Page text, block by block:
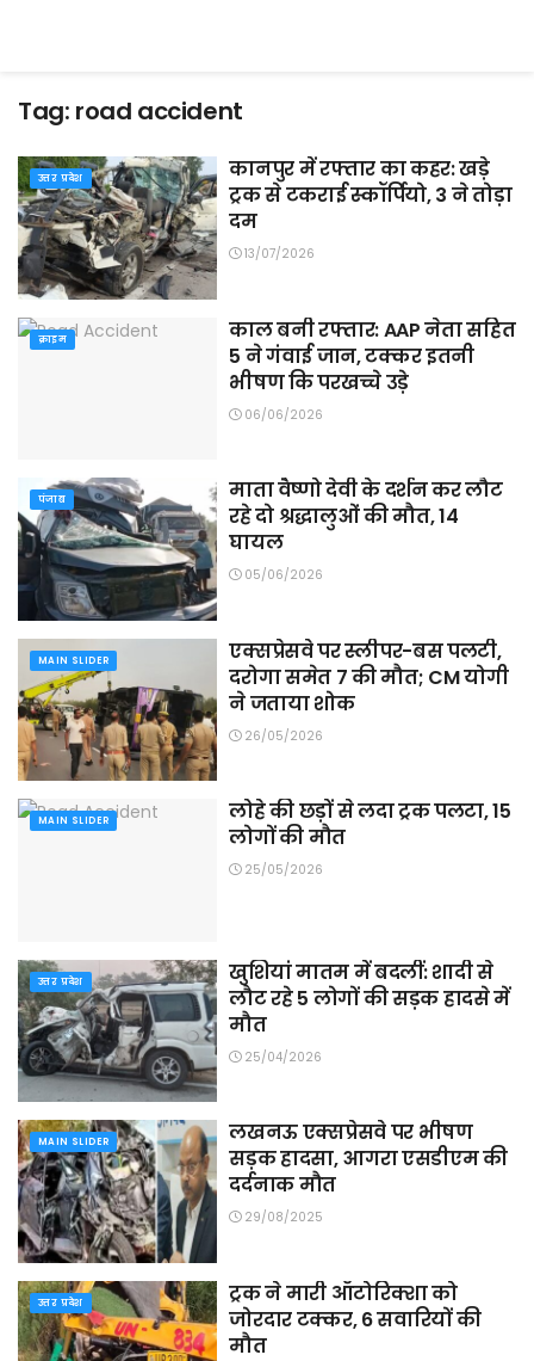
Tag: road accident
उत्तर प्रदेश
कानपुर में रफ्तार का कहर: खड़े
ट्रक से टकराई स्कॉर्पियो, 3 ने तोड़ा
दम
13/07/2026
क्राइम
काल बनी रफ्तार: AAP नेता सहित
5 ने गंवाई जान, टक्कर इतनी
भीषण कि परखच्चे उड़े
06/06/2026
पंजाब
माता वैष्णो देवी के दर्शन कर लौट
रहे दो श्रद्धालुओं की मौत, 14
घायल
05/06/2026
MAIN SLIDER
एक्सप्रेसवे पर स्लीपर-बस पलटी,
दरोगा समेत 7 की मौत; CM योगी
ने जताया शोक
26/05/2026
MAIN SLIDER
लोहे की छड़ों से लदा ट्रक पलटा, 15
लोगों की मौत
25/05/2026
उत्तर प्रदेश
खुशियां मातम में बदलीं: शादी से
लौट रहे 5 लोगों की सड़क हादसे में
मौत
25/04/2026
MAIN SLIDER
लखनऊ एक्सप्रेसवे पर भीषण
सड़क हादसा, आगरा एसडीएम की
दर्दनाक मौत
29/08/2025
उत्तर प्रदेश
ट्रक ने मारी ऑटोरिक्शा को
जोरदार टक्कर, 6 सवारियों की
मौत